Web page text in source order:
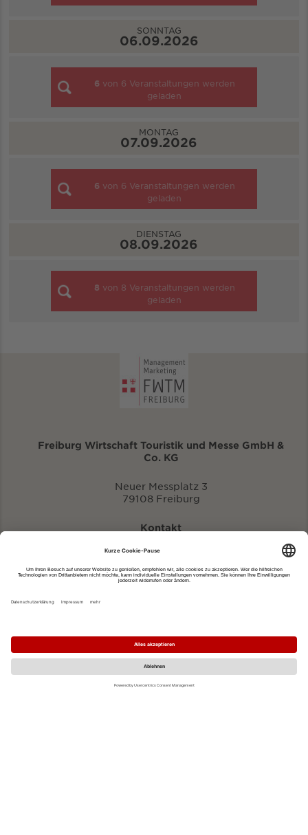
SONNTAG
06.09.2026
6 von 6 Veranstaltungen werden
geladen
MONTAG
07.09.2026
6 von 6 Veranstaltungen werden
geladen
DIENSTAG
08.09.2026
8 von 8 Veranstaltungen werden
geladen
Freiburg Wirtschaft Touristik und Messe GmbH &
Co. KG
Neuer Messplatz 3
79108 Freiburg
Kontakt
eventportal@fwtm.de
Impressum